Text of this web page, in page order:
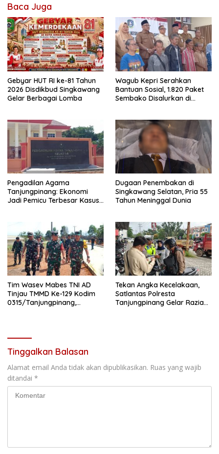
Baca Juga
Gebyar HUT RI ke-81 Tahun
2026 Disdikbud Singkawang
Gelar Berbagai Lomba
Wagub Kepri Serahkan
Bantuan Sosial, 1.820 Paket
Sembako Disalurkan di
Pengadilan Agama
Tanjungpinang: Ekonomi
Jadi Pemicu Terbesar Kasus
Dugaan Penembakan di
Singkawang Selatan, Pria 55
Tahun Meninggal Dunia
Tim Wasev Mabes TNI AD
Tinjau TMMD Ke-129 Kodim
0315/Tanjungpinang,
Tekan Angka Kecelakaan,
Satlantas Polresta
Tanjungpinang Gelar Razia
Tinggalkan Balasan
Alamat email Anda tidak akan dipublikasikan. Ruas yang wajib
ditandai *